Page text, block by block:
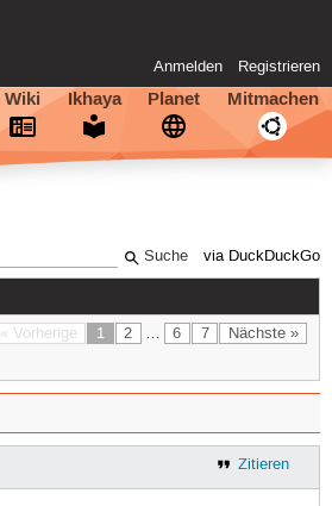
Anmelden Registrieren
Wiki Ikhaya Planet Mitmachen
via DuckDuckGo
« Vorherige 1 2 … 6 7 Nächste »
Zitieren